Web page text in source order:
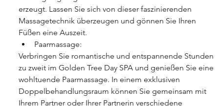
erzeugt. Lassen Sie sich von dieser faszinierenden
Massagetechnik überzeugen und gönnen Sie Ihren
Füßen eine Auszeit.
Paarmassage:
Verbringen Sie romantische und entspannende Stunden
zu zweit im Golden Tree Day SPA und genießen Sie eine
wohltuende Paarmassage. In einem exklusiven
Doppelbehandlungsraum können Sie gemeinsam mit
Ihrem Partner oder Ihrer Partnerin verschiedene